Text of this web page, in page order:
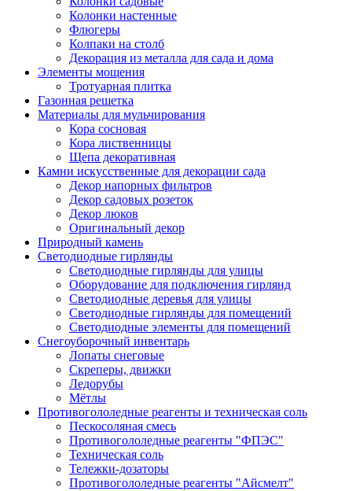
Колонки настенные
Флюгеры
Колпаки на столб
Декорация из металла для сада и дома
Элементы мощения
Тротуарная плитка
Газонная решетка
Материалы для мульчирования
Кора сосновая
Кора лиственницы
Щепа декоративная
Камни искусственные для декорации сада
Декор напорных фильтров
Декор садовых розеток
Декор люков
Оригинальный декор
Природный камень
Светодиодные гирлянды
Светодиодные гирлянды для улицы
Оборудование для подключения гирлянд
Светодиодные деревья для улицы
Светодиодные гирлянды для помещений
Светодиодные элементы для помещений
Снегоуборочный инвентарь
Лопаты снеговые
Скреперы, движки
Ледорубы
Мётлы
Противогололедные реагенты и техническая соль
Пескосоляная смесь
Противогололедные реагенты "ФПЭС"
Техническая соль
Тележки-дозаторы
Противогололедные реагенты "Айсмелт"